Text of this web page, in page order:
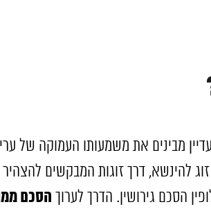
מבינים את משמעותו העמוקה של
להינשא, דרך זוגות המבקשים להצהיר
הסכם גירושין. הדרך לערוך הסכם